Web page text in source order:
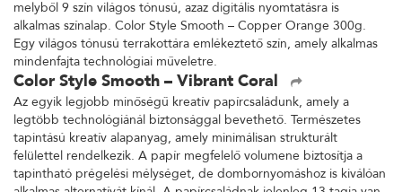
melyből 9 szín világos tónusú, azaz digitális nyomtatásra is
alkalmas színalap. Color Style Smooth – Copper Orange 300g.
Egy világos tónusú terrakottára emlékeztető szín, amely alkalmas
mindenfajta technológiai műveletre.
Color Style Smooth – Vibrant Coral
Az egyik legjobb minőségű kreatív papírcsaládunk, amely a
legtöbb technológiánál biztonsággal bevethető. Természetes
tapintású kreatív alapanyag, amely minimálisan strukturált
felülettel rendelkezik. A papír megfelelő volumene biztosítja a
tapintható prégelési mélységet, de dombornyomáshoz is kiválóan